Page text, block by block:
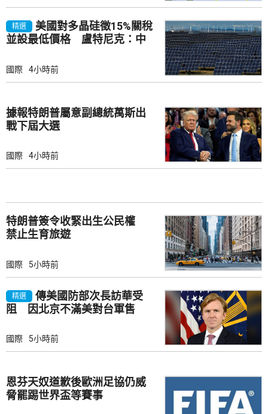
精選
美國對多晶硅徵15%關稅
並設最低價格 盧特尼克：中
國際 4小時前
據報特朗普屬意副總統萬斯出
戰下屆大選
國際 4小時前
特朗普簽令收緊出生公民權
禁止生育旅遊
國際 5小時前
精選
傳美國防部次長訪華受
阻 因北京不滿美對台軍售
國際 5小時前
恩芬天奴道歉後歐洲足協仍威
脅罷踢世界盃等賽事